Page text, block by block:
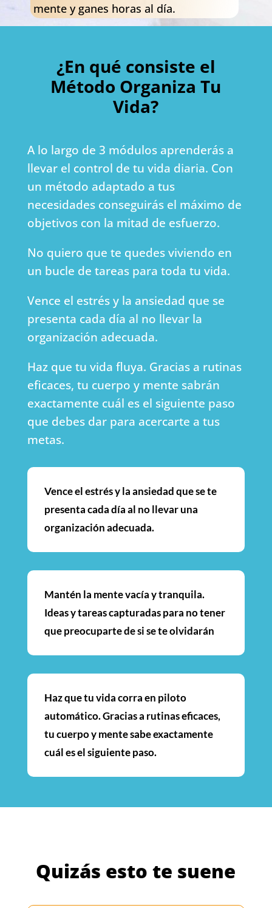
mente y ganes horas al día.
¿En qué consiste el
Método Organiza Tu
Vida?
A lo largo de 3 módulos aprenderás a
llevar el control de tu vida diaria. Con
un método adaptado a tus
necesidades conseguirás el máximo de
objetivos con la mitad de esfuerzo.
No quiero que te quedes viviendo en
un bucle de tareas para toda tu vida.
Vence el estrés y la ansiedad que se
presenta cada día al no llevar la
organización adecuada.
Haz que tu vida fluya. Gracias a rutinas
eficaces, tu cuerpo y mente sabrán
exactamente cuál es el siguiente paso
que debes dar para acercarte a tus
metas.
Vence el estrés y la ansiedad que se te
presenta cada día al no llevar una
organización adecuada.
Mantén la mente vacía y tranquila.
Ideas y tareas capturadas para no tener
que preocuparte de si se te olvidarán
Haz que tu vida corra en piloto
automático. Gracias a rutinas eficaces,
tu cuerpo y mente sabe exactamente
cuál es el siguiente paso.
Quizás esto te suene